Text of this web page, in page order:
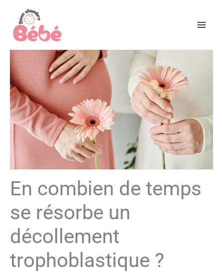
contenu
En combien de temps
se résorbe un
décollement
trophoblastique ?